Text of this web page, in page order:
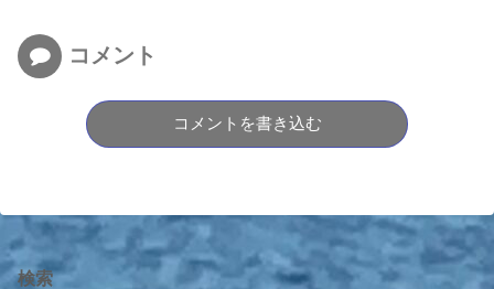
コメント
コメントを書き込む
検索